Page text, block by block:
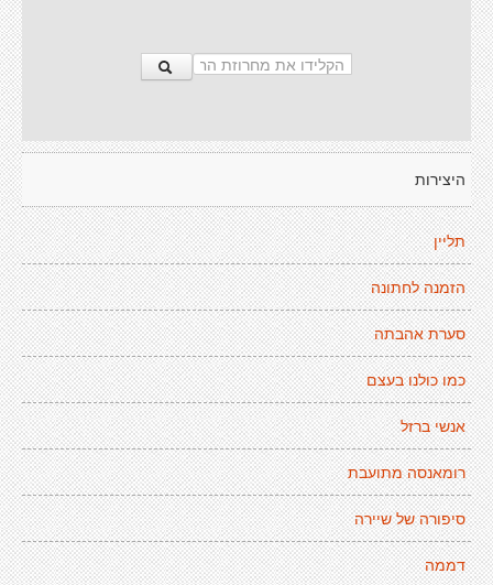
היצירות
תליין
הזמנה לחתונה
סערת אהבתה
כמו כולנו בעצם
אנשי ברזל
רומאנסה מתועבת
סיפורה של שיירה
דממה